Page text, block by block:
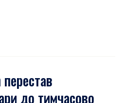
до тимчасово